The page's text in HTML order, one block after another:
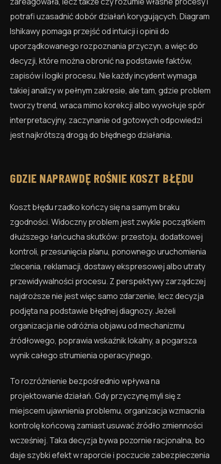
potrafi uzasadnić dobór działań korygujących. Diagram
Ishikawy pomaga przejść od intuicji i opinii do
uporządkowanego rozpoznania przyczyn, a więc do
decyzji, które można obronić na podstawie faktów,
zapisów i logiki procesu. Nie każdy incydent wymaga
takiej analizy w pełnym zakresie, ale tam, gdzie problem
tworzy trend, wraca mimo korekcji albo wywołuje spór
interpretacyjny, zaczynanie od gotowych odpowiedzi
jest najkrótszą drogą do błędnego działania.
GDZIE NAPRAWDĘ ROŚNIE KOSZT BŁĘDU
Koszt błędu rzadko kończy się na samym braku
zgodności. Widoczny problem jest zwykle początkiem
dłuższego łańcucha skutków: przestoju, dodatkowej
kontroli, przesunięcia planu, ponownego uruchomienia
zlecenia, reklamacji, dostawy ekspresowej albo utraty
przewidywalności procesu. Z perspektywy zarządczej
najdroższe nie jest więc samo zdarzenie, lecz decyzja
podjęta na podstawie błędnej diagnozy. Jeżeli
organizacja nie odróżnia objawu od mechanizmu
źródłowego, poprawia wskaźnik lokalny, a pogarsza
wynik całego strumienia operacyjnego.
To rozróżnienie bezpośrednio wpływa na
projektowanie działań. Gdy przyczynę myli się z
miejscem ujawnienia problemu, organizacja wzmacnia
kontrolę końcową zamiast usuwać źródło zmienności
wcześniej. Taka decyzja bywa pozornie racjonalna, bo
daje szybki efekt w raporcie i poczucie zabezpieczenia